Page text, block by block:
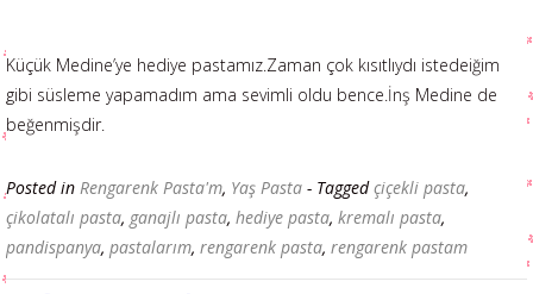
Küçük Medine’ye hediye pastamız.Zaman çok kısıtlıydı istedeiğim
gibi süsleme yapamadım ama sevimli oldu bence.İnş Medine de
beğenmişdir.
Posted in Rengarenk Pasta'm, Yaş Pasta - Taggedçiçekli pasta,
çikolatalı pasta, ganajlı pasta, hediye pasta, kremalı pasta,
pandispanya, pastalarım, rengarenk pasta, rengarenk pastam